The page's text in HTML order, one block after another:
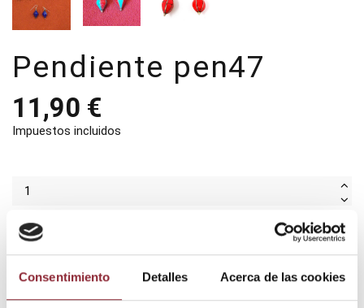
Consentimiento Detalles Acerca de las cookies
Pendiente pen47
11,90 €
Impuestos incluidos
¿Tienes dudas? Te asesoramos